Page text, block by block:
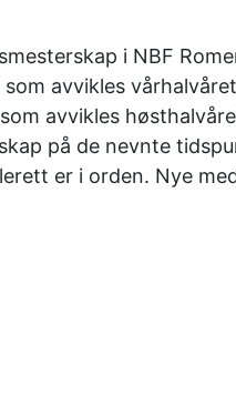
i NBF
avvikles
avvikles
på de nevnte
er i orden. Nye